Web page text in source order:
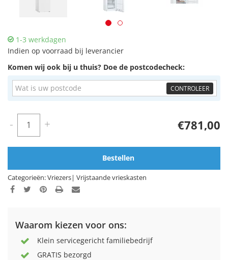
1-3 werkdagen
Indien op voorraad bij leverancier
Komen wij ook bij u thuis? Doe de postcodecheck:
CONTROLEER
€781,00
- +
Bestellen
Categorieën:Vriezers| Vrijstaande vrieskasten
Waarom kiezen voor ons:
Klein servicegericht familiebedrijf
GRATIS bezorgd